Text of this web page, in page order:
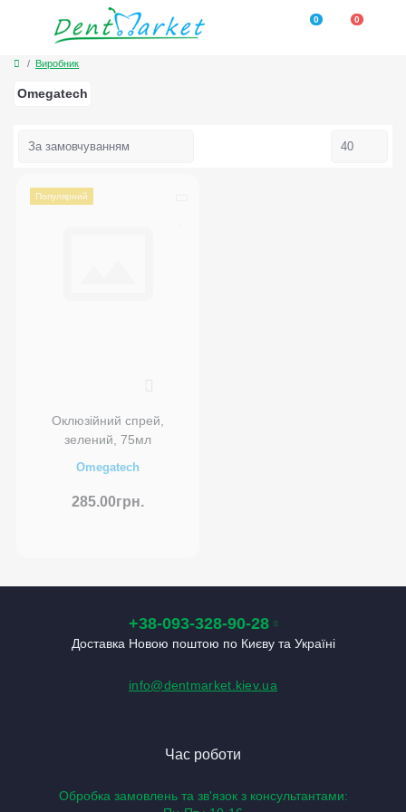
0 0
Виробник
Omegatech
Популярний
Оклюзійний спрей,
зелений, 75мл
Omegatech
285.00грн.
+38-093-328-90-28
Доставка Новою поштою по Києву та Україні
info@dentmarket.kiev.ua
Час роботи
Обробка замовлень та зв'язок з консультантами: